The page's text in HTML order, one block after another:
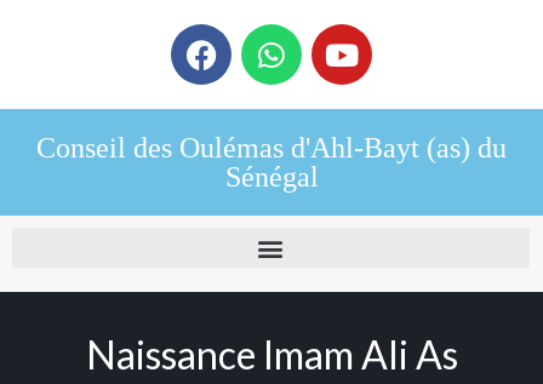
Conseil des Oulémas d'Ahl-Bayt (as) du
Sénégal
Naissance Imam Ali As